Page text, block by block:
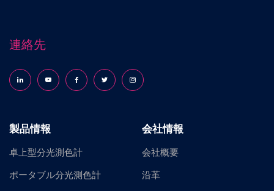
連絡先
Follow us on LinkedInFollow us on YouTubeFollow us on Facebook
Follow us on X (formerly Twitter)
Follow us on Instagram
製品情報
卓上型分光測色計
ポータブル分光測色計
会社情報
会社概要
沿革